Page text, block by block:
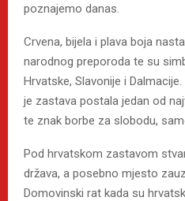
poznajemo danas.
Crvena, bijela i plava boja
narodnog preporoda te su
Hrvatske, Slavonije i
je zastava postala jedan od
te znak borbe za slobodu,
Pod hrvatskom zastavom
država, a posebno mjesto
Domovinski rat kada su